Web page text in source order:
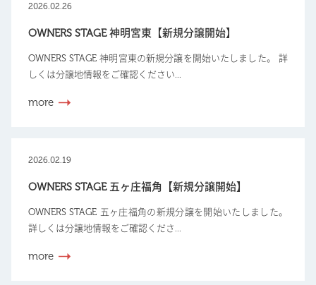
2026.02.26
OWNERS STAGE 神明宮東【新規分譲開始】
OWNERS STAGE 神明宮東の新規分譲を開始いたしました。 詳
しくは分譲地情報をご確認ください...
more
2026.02.19
OWNERS STAGE 五ヶ庄福角【新規分譲開始】
OWNERS STAGE 五ヶ庄福角の新規分譲を開始いたしました。
詳しくは分譲地情報をご確認くださ...
more